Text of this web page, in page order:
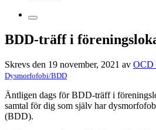
BDD-träff i
Skrevs den 19 november, 2021 av OCD
Dysmorfofobi/BDD
Äntligen dags för BDD-träff i
samtal för dig som själv har
(BDD).